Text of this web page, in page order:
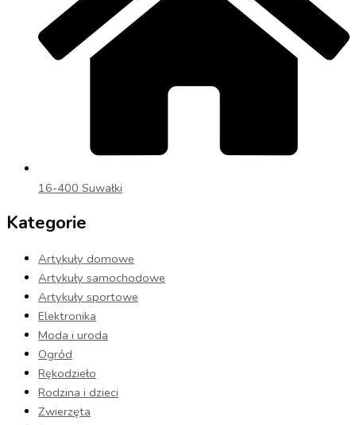
16-400 Suwałki
Kategorie
Artykuły domowe
Artykuły samochodowe
Artykuły sportowe
Elektronika
Moda i uroda
Ogród
Rękodzieło
Rodzina i dzieci
Zwierzęta